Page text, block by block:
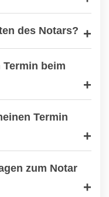
des Notars?
beim
Termin
zum Notar